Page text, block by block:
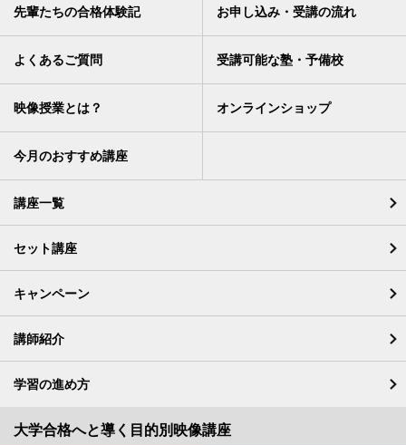
先輩たちの合格体験記 お申し込み・受講の流れ
よくあるご質問 受講可能な塾・予備校
映像授業とは？ オンラインショップ
今月のおすすめ講座
講座一覧
セット講座
キャンペーン
講師紹介
学習の進め方